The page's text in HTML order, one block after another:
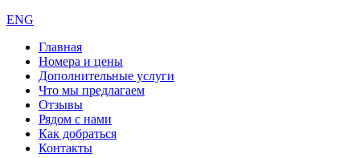
ENG
Главная
Номера и цены
Дополнительные услуги
Что мы предлагаем
Отзывы
Рядом с нами
Как добраться
Контакты